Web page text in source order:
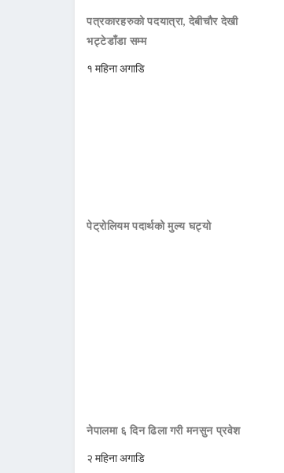
पत्रकारहरुको पदयात्रा, देबीचौर देखी
भट्टेडाँडा सम्म
१ महिना अगाडि
पेट्रोलियम पदार्थको मुल्य घट्यो
नेपालमा ६ दिन ढिला गरी मनसुन प्रवेश
२ महिना अगाडि